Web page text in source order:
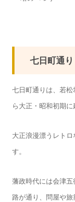
七日町通り
七日町通りは、若
ら大正・昭和初期
大正浪漫漂うレト
す。
藩政時代には会津
路が通り、問屋や旅